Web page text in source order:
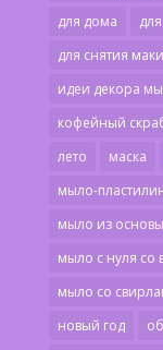
для дома
для снятия
идеи декора
кофейный
лето
маска
мыло-
мыло из основы
мыло с нуля со
мыло со
новый год